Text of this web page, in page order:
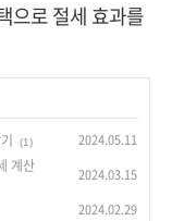
으로 절세 효과를
(1) 2024.05.11
계산
2024.03.15
2024.02.29